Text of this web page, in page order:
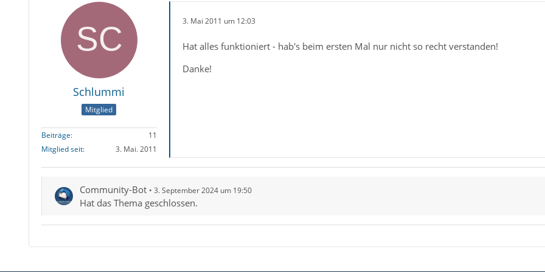
Schlummi
Mitglied
Beiträge
11
Mitglied seit
3. Mai. 2011
3. Mai 2011 um 12:03
Hat alles funktioniert - hab's beim ersten Mal nur nicht so recht verstanden!
Danke!
Community-Bot 3. September 2024 um 19:50
Hat das Thema geschlossen.